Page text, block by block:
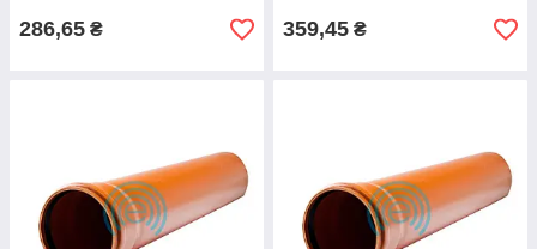
286,65 ₴ 359,45 ₴